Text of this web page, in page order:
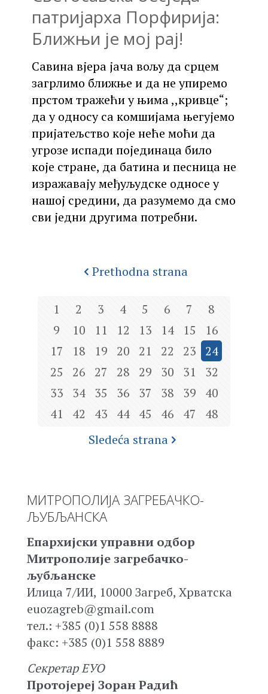
патријарха Порфирија:
Ближњи је мој рај!
Савина вјера јача вољу да срцем
загрлимо ближње и да не упиремо
прстом тражећи у њима ,,кривце“;
да у односу са комшијама његујемо
пријатељство које неће моћи да
угрозе испади појединаца било
које стране, да батина и песница не
изражавају међуљудске односе у
нашој средини, да разумемо да смо
сви једни другима потребни.
Prethodna strana
1 2 3 4 5 6 7
8
9
10 11 12 13 14 15
16
17
18 19 20 21 22 23
24
25
26 27 28 29 30 31
32
33
34 35 36 37 38 39
40
41
42 43 44 45 46 47
48
Sledeća strana
МИТРОПОЛИЈА ЗАГРЕБАЧКО-
ЉУБЉАНСКА
Епархијски управни одбор
Митрополије загребачко-
љубљанске
Илица 7/ИИ, 10000 Загреб, Хрватска
euozagreb@gmail.com
тел.: +385 (0)1 558 8888
факс: +385 (0)1 558 8889
Секретар ЕУО
Протојереј Зоран Радић